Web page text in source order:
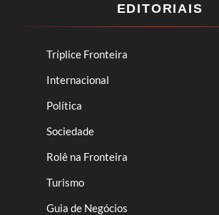
EDITORIAIS
Tríplice Fronteira
Internacional
Política
Sociedade
Rolê na Fronteira
Turismo
Guia de Negócios